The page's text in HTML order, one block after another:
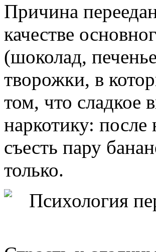
Причина
качестве
(шоколад,
творожки, в
том, что сладкое
наркотику: после
съесть пару
только.